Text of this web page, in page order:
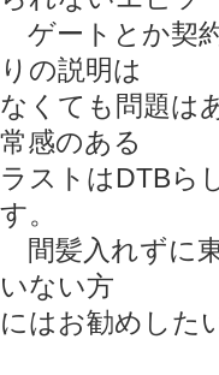
ゲートとか契
りの説明は
なくても問題は
常感のある
ラストはDTBら
す。
間髪入れずに
いない方
にはお勧めした